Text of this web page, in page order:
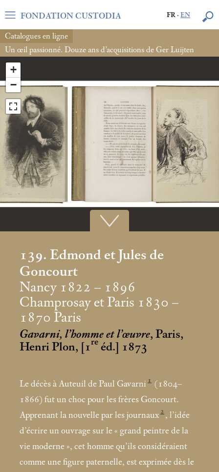
FR·EN
FONDATION CUSTODIA
Catalogues en ligne
Un œil passionné. Douze ans d’acquisitions de Ger Luijten
+
−
139. Edmond et Jules de
Goncourt
Nancy 1822 – 1896
Champrosay et Paris 1830 –
1870 Paris
Gavarni, l’homme et l’œuvre, Paris,
Henri Plon, [1re éd.] 1873
Le décès à Auteuil de Paul Gavarni 1 (1804–
1866) fut un choc pour les frères Goncourt.
Apprenant la nouvelle par les journaux 2 , l’idée
d’écrire un ouvrage sur le « grand peintre de la
vie moderne », cet homme qu’ils considéraient
comme une figure paternelle, est exprimée dès le